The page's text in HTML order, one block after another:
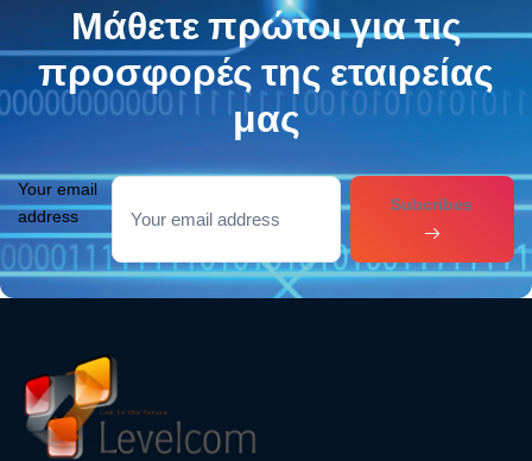
Μάθετε πρώτοι για τις
προσφορές της εταιρείας
μας
Your email
address
Subcribes